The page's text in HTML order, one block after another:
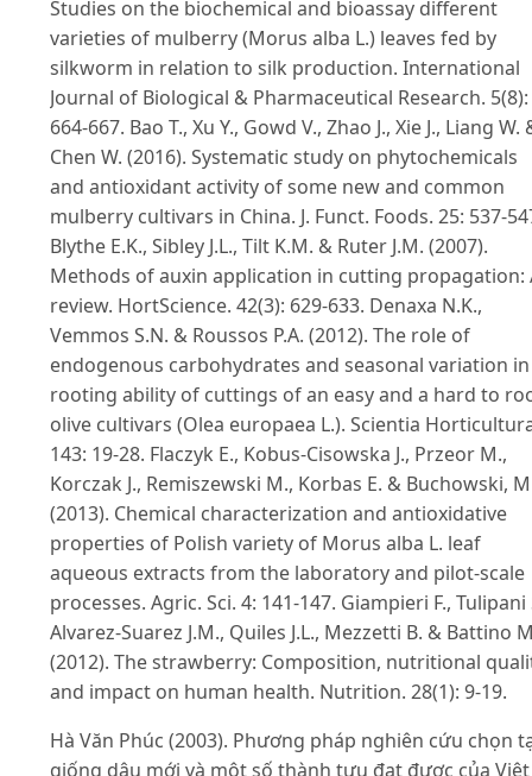
Studies on the biochemical and bioassay different
varieties of mulberry (Morus alba L.) leaves fed by
silkworm in relation to silk production. International
Journal of Biological & Pharmaceutical Research. 5(8):
664-667. Bao T., Xu Y., Gowd V., Zhao J., Xie J., Liang W.
Chen W. (2016). Systematic study on phytochemicals
and antioxidant activity of some new and common
mulberry cultivars in China. J. Funct. Foods. 25: 537-
Blythe E.K., Sibley J.L., Tilt K.M. & Ruter J.M. (2007).
Methods of auxin application in cutting propagation:
review. HortScience. 42(3): 629-633. Denaxa N.K.,
Vemmos S.N. & Roussos P.A. (2012). The role of
endogenous carbohydrates and seasonal variation in
rooting ability of cuttings of an easy and a hard to
olive cultivars (Olea europaea L.). Scientia
143: 19-28. Flaczyk E., Kobus-Cisowska J., Przeor M.,
Korczak J., Remiszewski M., Korbas E. & Buchowski,
(2013). Chemical characterization and antioxidative
properties of Polish variety of Morus alba L. leaf
aqueous extracts from the laboratory and pilot-scale
processes. Agric. Sci. 4: 141-147. Giampieri F., Tulipani
Alvarez-Suarez J.M., Quiles J.L., Mezzetti B. & Battino
(2012). The strawberry: Composition, nutritional
and impact on human health. Nutrition. 28(1): 9-19.
Hà Văn Phúc (2003). Phương pháp nghiên cứu chọn
giống dâu mới và một số thành tựu đạt được của Vịêt